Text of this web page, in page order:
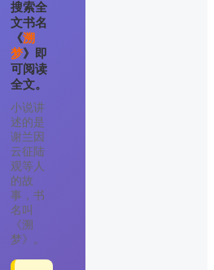
搜索全
文书名
《溯
梦》即
可阅读
全文。
小说讲
述的是
谢兰因
云征陆
观等人
的故
事，书
名叫
《溯
梦》。